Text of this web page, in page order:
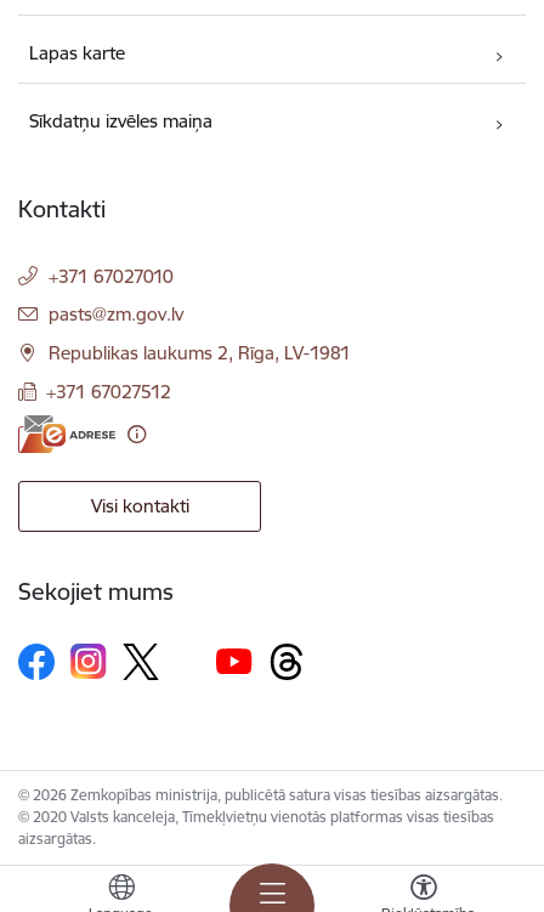
Lapas karte
Sīkdatņu izvēles maiņa
Kontakti
+371 67027010
E-pasts:
pasts@zm.gov.lv
Republikas laukums 2, Rīga, LV-1981
+371 67027512
Visi kontakti
Sekojiet mums
© 2026 Zemkopības ministrija, publicētā satura visas tiesības aizsargātas.
© 2020 Valsts kanceleja, Tīmekļvietņu vienotās platformas visas tiesības
aizsargātas.